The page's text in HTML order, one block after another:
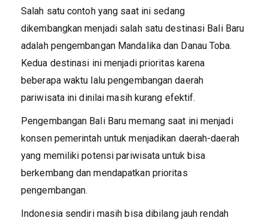
Salah satu contoh yang saat ini sedang
dikembangkan menjadi salah satu destinasi Bali Baru
adalah pengembangan Mandalika dan Danau Toba.
Kedua destinasi ini menjadi prioritas karena
beberapa waktu lalu pengembangan daerah
pariwisata ini dinilai masih kurang efektif.
Pengembangan Bali Baru memang saat ini menjadi
konsen pemerintah untuk menjadikan daerah-daerah
yang memiliki potensi pariwisata untuk bisa
berkembang dan mendapatkan prioritas
pengembangan.
Indonesia sendiri masih bisa dibilang jauh rendah